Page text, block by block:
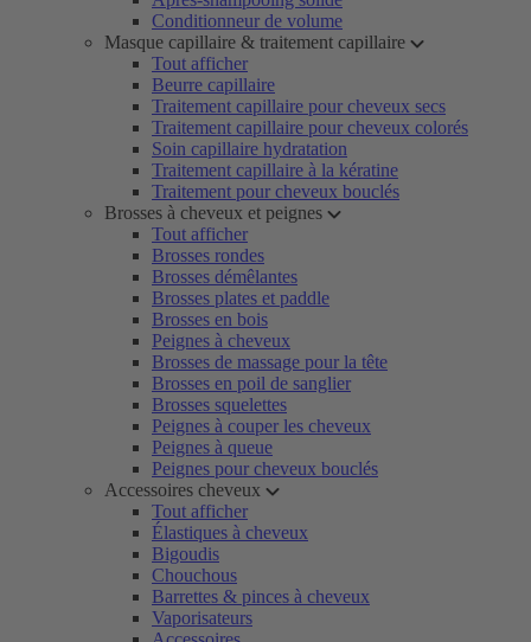
Conditionneur de volume
Masque capillaire & traitement capillaire
Tout afficher
Beurre capillaire
Traitement capillaire pour cheveux secs
Traitement capillaire pour cheveux colorés
Soin capillaire hydratation
Traitement capillaire à la kératine
Traitement pour cheveux bouclés
Brosses à cheveux et peignes
Tout afficher
Brosses rondes
Brosses démêlantes
Brosses plates et paddle
Brosses en bois
Peignes à cheveux
Brosses de massage pour la tête
Brosses en poil de sanglier
Brosses squelettes
Peignes à couper les cheveux
Peignes à queue
Peignes pour cheveux bouclés
Accessoires cheveux
Tout afficher
Élastiques à cheveux
Bigoudis
Chouchous
Barrettes & pinces à cheveux
Vaporisateurs